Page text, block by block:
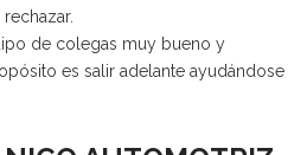
de colegas muy bueno y
es salir adelante ayudándose